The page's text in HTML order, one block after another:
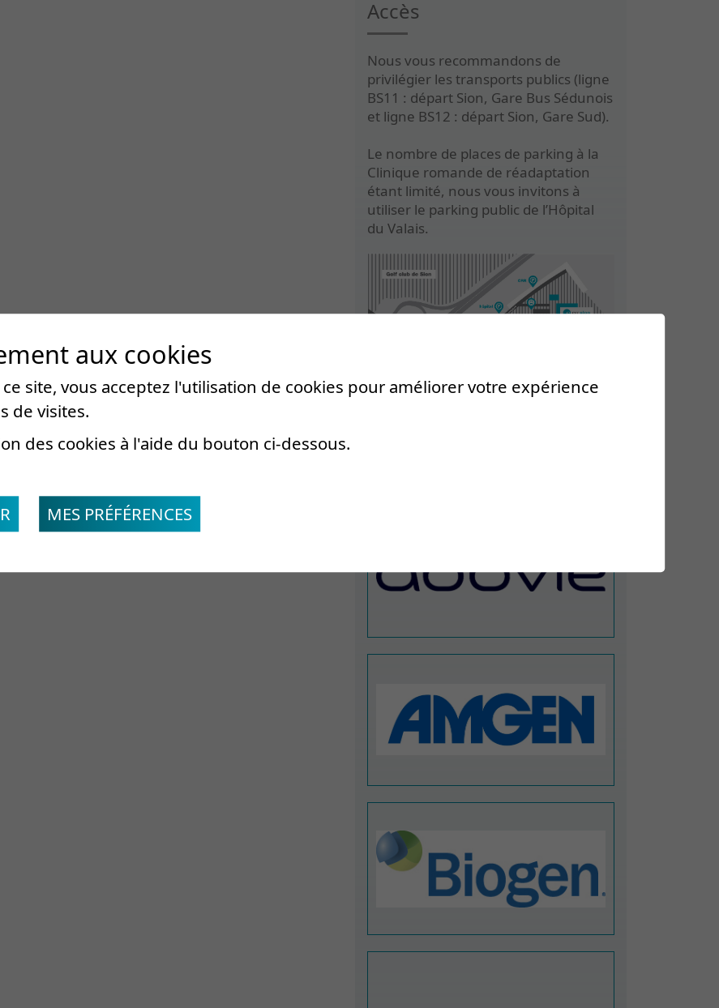
Accès
Nous vous recommandons de
privilégier les transports publics (ligne
BS11 : départ Sion, Gare Bus Sédunois
et ligne BS12 : départ Sion, Gare Sud).
Le nombre de places de parking à la
Clinique romande de réadaptation
étant limité, nous vous invitons à
utiliser le parking public de l’Hôpital
du Valais.
aux cookies
site, vous acceptez l'utilisation de cookies pour améliorer votre expérience
de visites.
des cookies à l'aide du bouton ci-dessous.
MES PRÉFÉRENCES